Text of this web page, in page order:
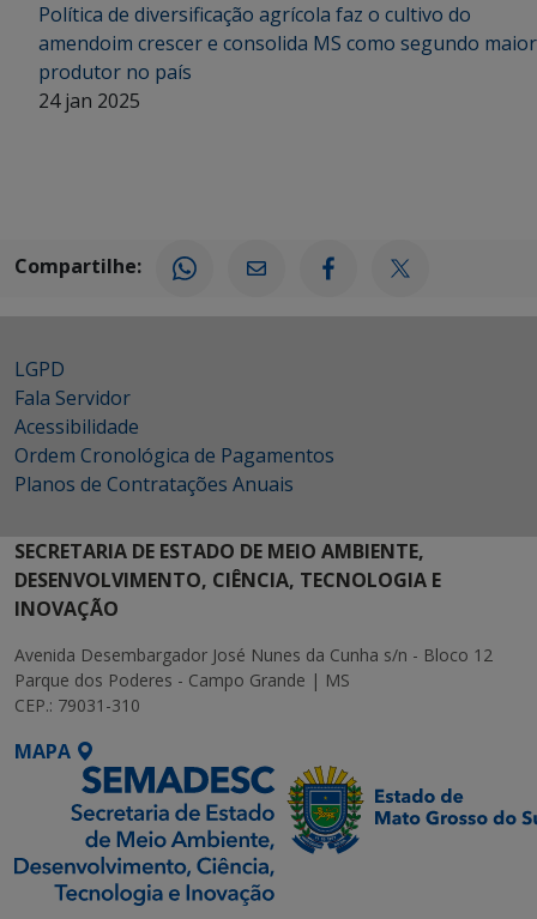
Política de diversificação agrícola faz o cultivo do
amendoim crescer e consolida MS como segundo maior
produtor no país
24 jan 2025
Compartilhe:
LGPD
Fala Servidor
Acessibilidade
Ordem Cronológica de Pagamentos
Planos de Contratações Anuais
SECRETARIA DE ESTADO DE MEIO AMBIENTE,
DESENVOLVIMENTO, CIÊNCIA, TECNOLOGIA E
INOVAÇÃO
Avenida Desembargador José Nunes da Cunha s/n - Bloco 12
Parque dos Poderes - Campo Grande | MS
CEP.: 79031-310
MAPA